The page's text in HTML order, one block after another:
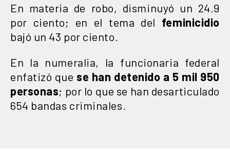
En materia de robo, disminuyó un 24.9
por ciento; en el tema del feminicidio
bajó un 43 por ciento.
En la numeralia, la funcionaria federal
enfatizó que se han detenido a 5 mil 950
personas; por lo que se han desarticulado
654 bandas criminales.